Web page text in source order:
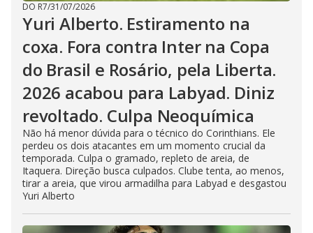
DO R7/31/07/2026
Yuri Alberto. Estiramento na
coxa. Fora contra Inter na Copa
do Brasil e Rosário, pela Liberta.
2026 acabou para Labyad. Diniz
revoltado. Culpa Neoquímica
Não há menor dúvida para o técnico do Corinthians. Ele
perdeu os dois atacantes em um momento crucial da
temporada. Culpa o gramado, repleto de areia, de
Itaquera. Direção busca culpados. Clube tenta, ao menos,
tirar a areia, que virou armadilha para Labyad e desgastou
Yuri Alberto